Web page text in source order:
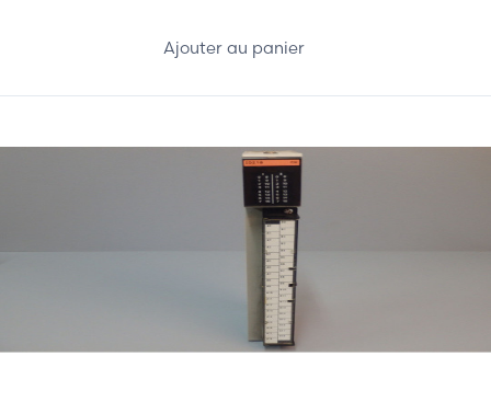
Ajouter au panier